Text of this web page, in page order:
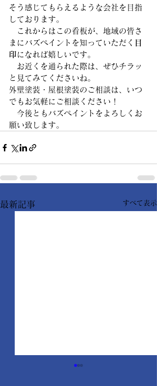
そう感じてもらえるような会社を目指
しております。
これからはこの看板が、地域の皆さ
まにバズペイントを知っていただく 目
印になれば嬉しいです。
お近くを通られた際は、ぜひチラッ
と見てみてくださいね。
外壁塗装・屋根塗装のご相談は、いつ
でもお気軽にご相談ください！
今後ともバズペイントをよろしくお
願い致します。
最新記事 すべて表示